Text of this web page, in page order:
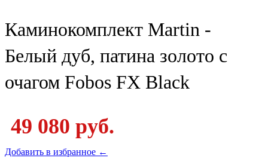
Каминокомплект Martin -
Белый дуб, патина золото с
очагом Fobos FX Black
49 080 руб.
Добавить в избранное ←